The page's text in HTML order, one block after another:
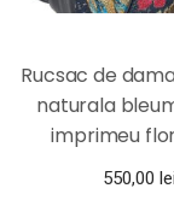
Rucsac de
naturala
imprimeu
MAGAZINUL
550,00 lei